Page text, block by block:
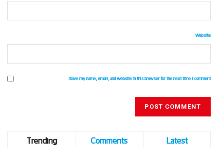
Website
Save my name, email, and website in this browser for the next time I comment.
Trending Comments
Latest